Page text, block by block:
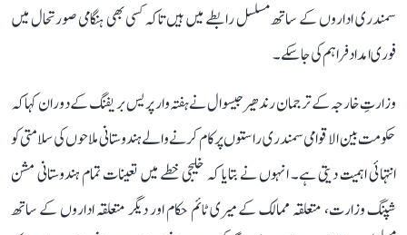
سمندری اداروں کے ساتھ مسلسل رابطے میں ہیں تاکہ کسی بھی ہنگامی صورتحال میں
فوری امداد فراہم کی جا سکے۔
وزارتِ خارجہ کے ترجمان رندھیر جیسوال نے ہفتہ وار پریس بریفنگ کے دوران کہا کہ
حکومت بین الاقوامی سمندری راستوں پر کام کرنے والے ہندوستانی ملاحوں کی سلامتی کو
انتہائی اہمیت دیتی ہے۔ انہوں نے بتایا کہ خلیجی خطے میں تعینات تمام ہندوستانی مشن
شپنگ وزارت، متعلقہ ممالک کے میری ٹائم حکام اور دیگر متعلقہ اداروں کے ساتھ